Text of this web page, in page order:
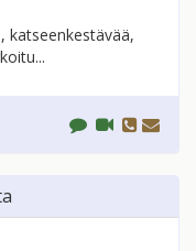
katseenkestävää,